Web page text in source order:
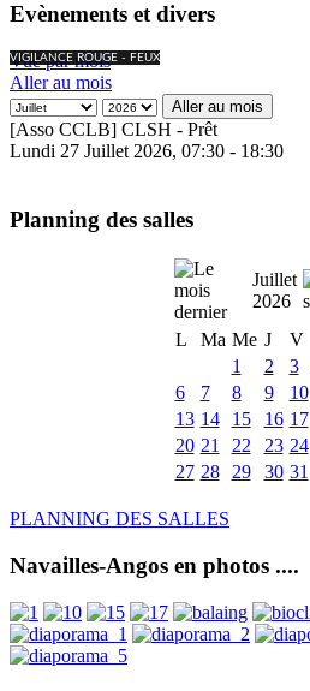
Evènements et divers
VIGILANCE ROUGE - FEUX
Vue par mois
Aller au mois
Aller au mois
[Asso CCLB] CLSH - Prêt
Lundi 27 Juillet 2026, 07:30 - 18:30
Planning des salles
Juillet
2026
L
Ma Me J V
1
2 3
6
7 8 9 10
13 14 15 16 17
20 21 22 23 24
27 28 29 30 31
PLANNING DES SALLES
Navailles-Angos en photos ....